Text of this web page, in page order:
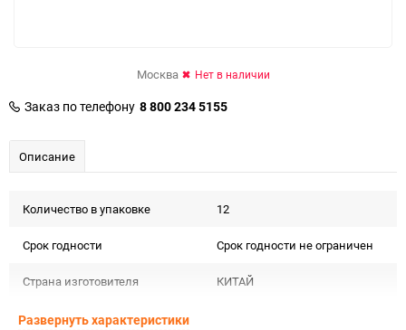
Москва Нет в наличии
Заказ по телефону 8 800 234 5155
Описание
Количество в упаковке 12
Срок годности Срок годности не ограничен
Страна изготовителя КИТАЙ
Предназначение товара
Развернуть характеристики